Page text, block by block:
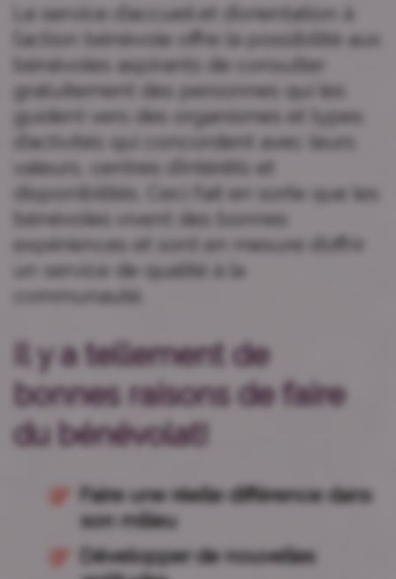
Le service d’accueil et d’orientation à
l’action bénévole offre la possibilité aux
bénévoles aspirants de consulter
gratuitement des personnes qui les
guident vers des organismes et types
d’activités qui concordent avec leurs
valeurs, centres d’intérêts et
disponibilités. Ceci fait en sorte que les
bénévoles vivent des bonnes
expériences et sont en mesure d’offrir
un service de qualité à la
communauté.
Il y a tellement de
bonnes raisons de faire
du bénévolat!
Faire une réelle différence dans
son milieu
Développer de nouvelles